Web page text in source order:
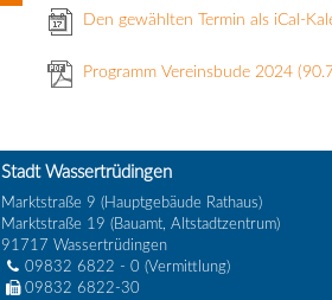
Den gewählten Termin als iCal-
Programm Vereinsbude 2024
Stadt Wassertrüdingen
Marktstraße 9 (Hauptgebäude Rathaus)
Marktstraße 19 (Bauamt, Altstadtzentrum)
91717 Wassertrüdingen
09832 6822 - 0 (Vermittlung)
09832 6822-30